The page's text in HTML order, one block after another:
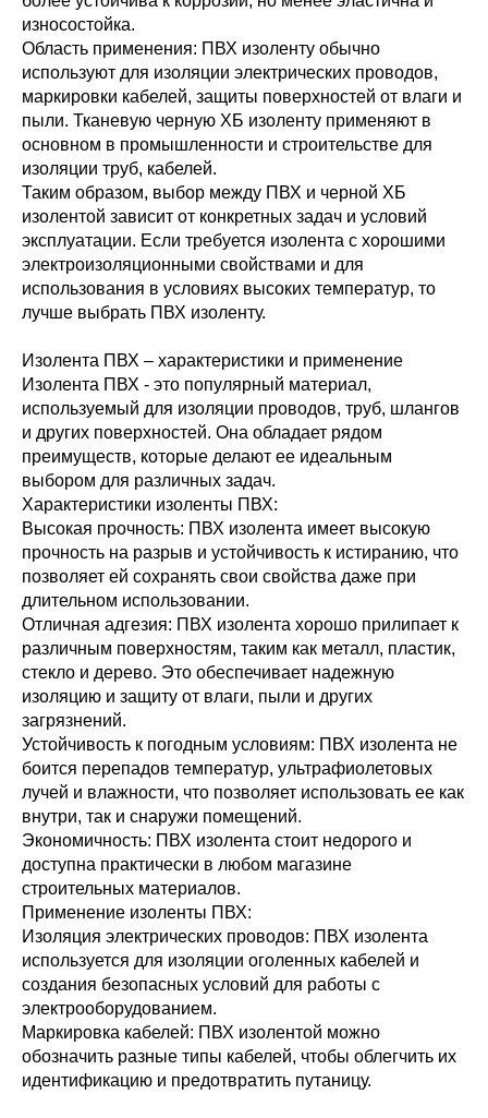
износостойка.
Область применения: ПВХ изоленту обычно
используют для изоляции электрических проводов,
маркировки кабелей, защиты поверхностей от влаги и
пыли. Тканевую черную ХБ изоленту применяют в
основном в промышленности и строительстве для
изоляции труб, кабелей.
Таким образом, выбор между ПВХ и черной ХБ
изолентой зависит от конкретных задач и условий
эксплуатации. Если требуется изолента с хорошими
электроизоляционными свойствами и для
использования в условиях высоких температур, то
лучше выбрать ПВХ изоленту.
Изолента ПВХ – характеристики и применение
Изолента ПВХ - это популярный материал,
используемый для изоляции проводов, труб, шлангов
и других поверхностей. Она обладает рядом
преимуществ, которые делают ее идеальным
выбором для различных задач.
Характеристики изоленты ПВХ:
Высокая прочность: ПВХ изолента имеет высокую
прочность на разрыв и устойчивость к истиранию, что
позволяет ей сохранять свои свойства даже при
длительном использовании.
Отличная адгезия: ПВХ изолента хорошо прилипает к
различным поверхностям, таким как металл, пластик,
стекло и дерево. Это обеспечивает надежную
изоляцию и защиту от влаги, пыли и других
загрязнений.
Устойчивость к погодным условиям: ПВХ изолента не
боится перепадов температур, ультрафиолетовых
лучей и влажности, что позволяет использовать ее как
внутри, так и снаружи помещений.
Экономичность: ПВХ изолента стоит недорого и
доступна практически в любом магазине
строительных материалов.
Применение изоленты ПВХ:
Изоляция электрических проводов: ПВХ изолента
используется для изоляции оголенных кабелей и
создания безопасных условий для работы с
электрооборудованием.
Маркировка кабелей: ПВХ изолентой можно
обозначить разные типы кабелей, чтобы облегчить их
идентификацию и предотвратить путаницу.